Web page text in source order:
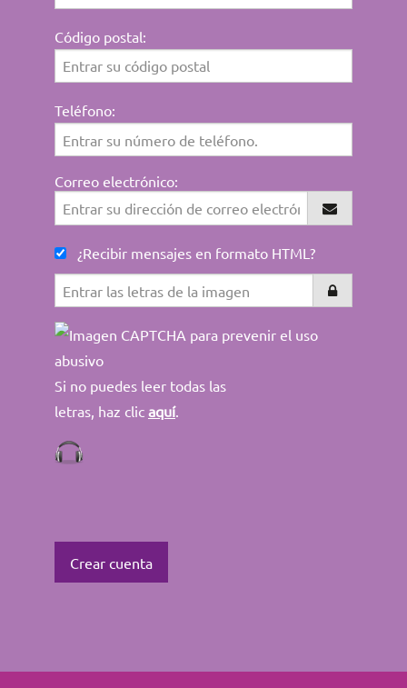
Código postal:
Teléfono:
Correo electrónico:
¿Recibir mensajes en formato HTML?
Si no puedes leer todas las
letras, haz clic aquí.